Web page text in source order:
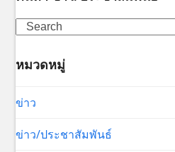
Search
หมวดหมู่
ข่าว
ข่าว/ประชาสัมพันธ์